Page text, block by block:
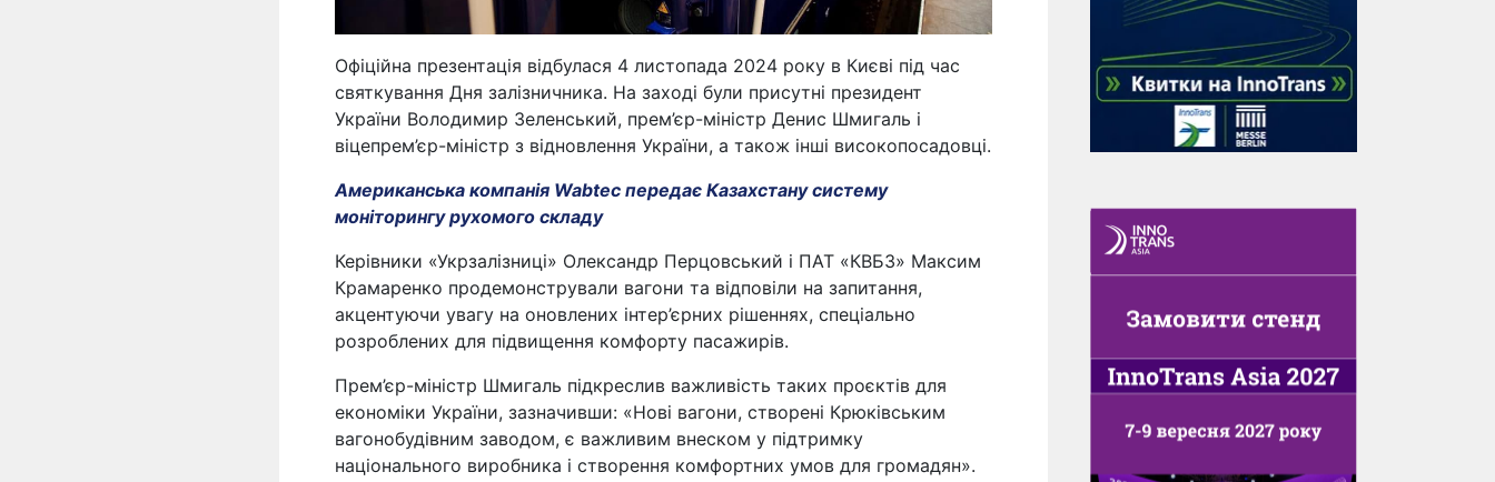
Офіційна презентація відбулася 4 листопада 2024 року в Києві під час
святкування Дня залізничника. На заході були присутні президент
України Володимир Зеленський, прем’єр-міністр Денис Шмигаль і
віцепрем’єр-міністр з відновлення України, а також інші високопосадовці.
Американська компанія Wabtec передає Казахстану систему
моніторингу рухомого складу
Керівники «Укрзалізниці» Олександр Перцовський і ПАТ «КВБЗ» Максим
Крамаренко продемонстрували вагони та відповіли на запитання,
акцентуючи увагу на оновлених інтер’єрних рішеннях, спеціально
розроблених для підвищення комфорту пасажирів.
Прем’єр-міністр Шмигаль підкреслив важливість таких проєктів для
економіки України, зазначивши: «Нові вагони, створені Крюківським
вагонобудівним заводом, є важливим внеском у підтримку
національного виробника і створення комфортних умов для громадян».